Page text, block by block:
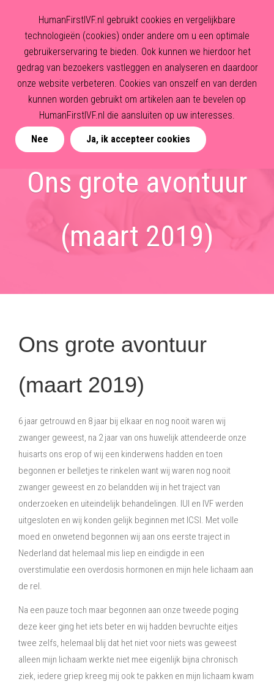
Ons grote avontuur
(maart 2019)
Ons grote avontuur
(maart 2019)
6 jaar getrouwd en 8 jaar bij elkaar en nog nooit waren wij
zwanger geweest, na 2 jaar van ons huwelijk attendeerde onze
huisarts ons erop of wij een kinderwens hadden en toen
begonnen er belletjes te rinkelen want wij waren nog nooit
zwanger geweest en zo belandden wij in het traject van
onderzoeken en uiteindelijk behandelingen. IUI en IVF werden
uitgesloten en wij konden gelijk beginnen met ICSI. Met volle
moed en onwetend begonnen wij aan ons eerste traject in
Nederland dat helemaal mis liep en eindigde in een
overstimulatie een overdosis hormonen en mijn hele lichaam aan
de rel.
Na een pauze toch maar begonnen aan onze tweede poging
deze keer ging het iets beter en wij hadden bevruchte eitjes
twee zelfs, helemaal blij dat het niet voor niets was geweest
alleen mijn lichaam werkte niet mee eigenlijk bijna chronisch
ziek, iedere griep kreeg mij ook te pakken en mijn lichaam kwam
HumanFirstIVF.nl gebruikt cookies en vergelijkbare
technologieën (cookies) onder andere om u een optimale
gebruikerservaring te bieden. Ook kunnen we hierdoor het
gedrag van bezoekers vastleggen en analyseren en daardoor
onze website verbeteren. Cookies van onszelf en van derden
kunnen worden gebruikt om artikelen aan te bevelen op
HumanFirstIVF.nl die aansluiten op uw interesses.
Nee Ja, ik accepteer cookies